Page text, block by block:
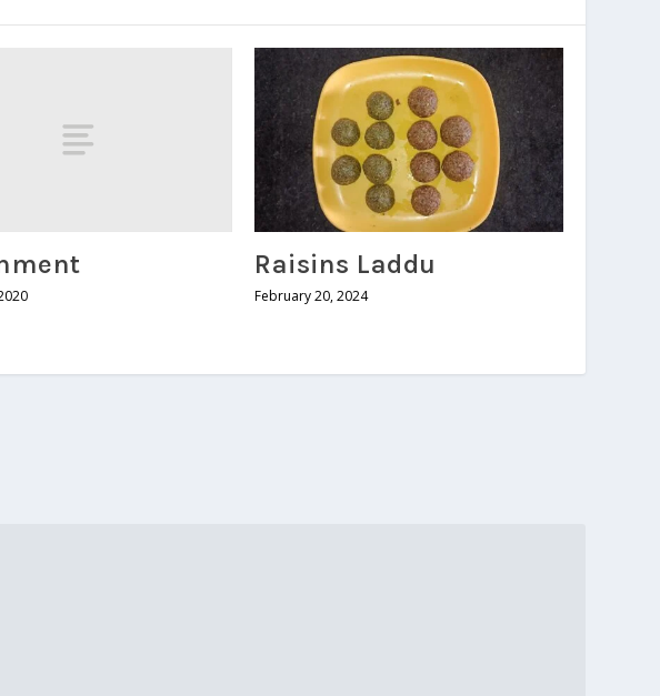
Raisins Laddu
February 20, 2024